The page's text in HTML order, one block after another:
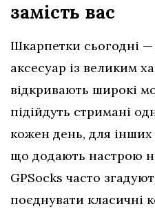
замість вас
Шкарпетки сьогодні
аксесуар із великим
відкривають широкі
підійдуть стримані
кожен день, для
що додають настрою
GPSocks часто
поєднувати класичні